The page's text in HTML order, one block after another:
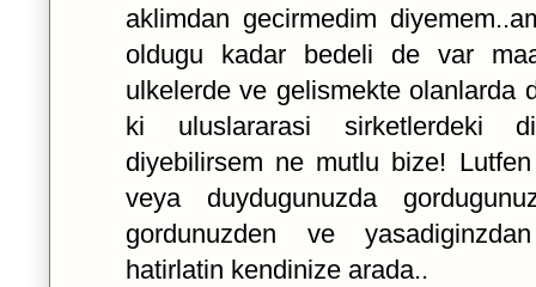
aklimdan gecirmedim
oldugu kadar bedeli de var
ulkelerde ve gelismekte olanlarda
ki uluslararasi sirketlerdeki
diyebilirsem ne mutlu bize!
veya duydugunuzda
gordunuzden ve
hatirlatin kendinize arada..